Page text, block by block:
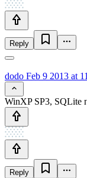
Reply
dodo Feb 9 2013 at
WinXP SP3, SQLite
Reply